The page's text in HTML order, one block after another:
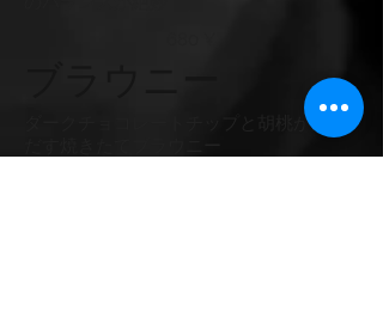
ダークチョコレートチップと胡桃が溶け